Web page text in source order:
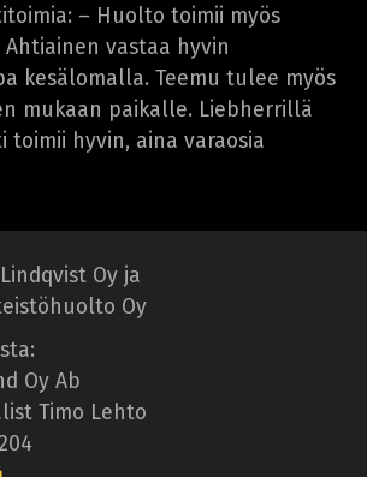
– Huolto toimii myös
Ahtiainen vastaa hyvin
kesälomalla. Teemu tulee myös
mukaan paikalle. Liebherrillä
toimii hyvin, aina varaosia
Oy ja
Oy
Oy Ab
Timo Lehto